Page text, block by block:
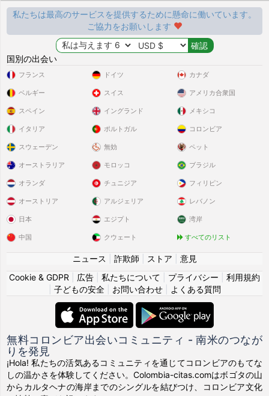
私たちは最高のサービスを提供するために懸命に働いています。
ご協力をお願いします
国別の出会い
フランス
ベルギー
スペイン
イタリア
スウェーデン
ドイツ
スイス
イングランド
ポルトガル
無効
カナダ
アメリカ合衆国
メキシコ
コロンビア
ペット
オーストラリア
オランダ
オーストリア
日本
中国
モロッコ
チュニジア
アルジェリア
エジプト
クウェート
ブラジル
フィリピン
レバノン
湾岸
すべてのリスト
ニュース 詐欺師 ストア
意見
Cookie & GDPR
広告 私たちについて プライバシー
利用規約
子どもの安全| お問い合わせ| よくある質問
無料コロンビア出会いコミュニティ - 南米のつなが
りを発見
¡Hola! 私たちの活気あるコミュニティを通じてコロンビアのもてな
しの温かさを体験してください。Colombia-citas.comはボゴタの山
からカルタヘナの海岸までのシングルを結びつけ、コロンビア文化